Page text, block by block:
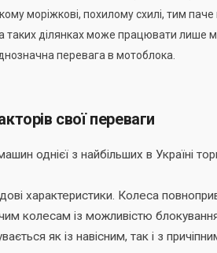
моріжкові, похилому схилі, тим
таких ділянках може працювати лише
перевага в мотоблока.
свої переваги
однієї з найбільших в Україні
характеристики. Колеса
колесам із можливістю
як із навісним, так і з